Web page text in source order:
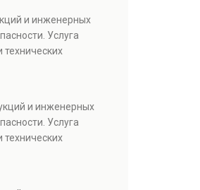
и инженерных
Услуга
и инженерных
Услуга